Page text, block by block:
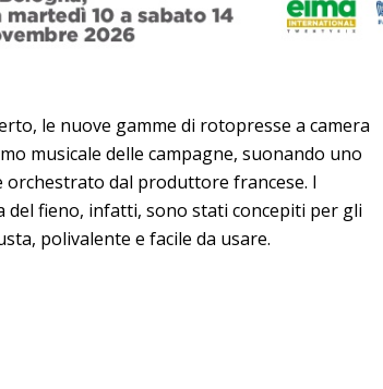
le nuove gamme di rotopresse a camera
musicale delle campagne, suonando uno
dal produttore francese. I
del fieno, infatti, sono stati concepiti per gli
polivalente e facile da usare.